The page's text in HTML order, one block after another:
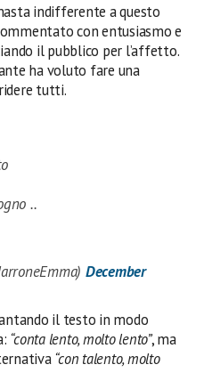
indifferente a questo
con entusiasmo e
il pubblico per l’affetto.
ha voluto fare una
tutti.
..
December
il testo in modo
“conta lento, molto lento”, ma
“con talento, molto